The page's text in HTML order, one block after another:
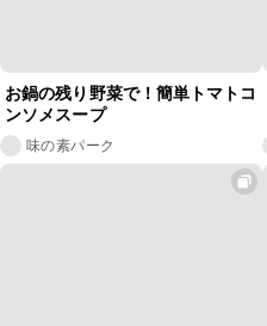
お鍋の残り野菜で！簡単トマトコ
ンソメスープ
味の素パーク